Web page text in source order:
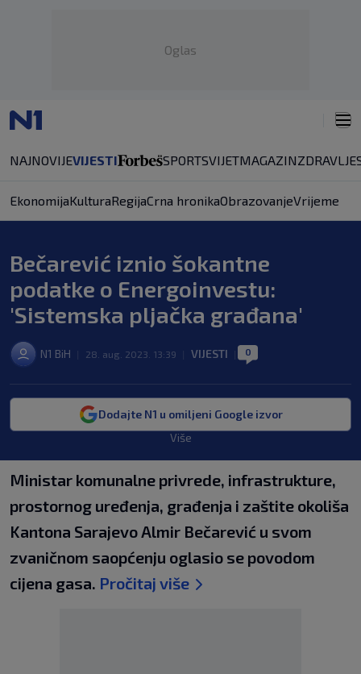
Oglas
NAJNOVIJEVIJESTI SPORTSVIJETMAGAZINZDRAVLJE
EkonomijaKulturaRegijaCrna hronikaObrazovanjeVrijeme
Bečarević iznio šokantne
podatke o Energoinvestu:
'Sistemska pljačka građana'
N1 BiH 28. aug. 2023. 13:39 VIJESTI 0
Dodajte N1 u omiljeni Google izvor
Više
Ministar komunalne privrede, infrastrukture,
prostornog uređenja, građenja i zaštite okoliša
Kantona Sarajevo Almir Bečarević u svom
zvaničnom saopćenju oglasio se povodom
cijena gasa. Pročitaj više